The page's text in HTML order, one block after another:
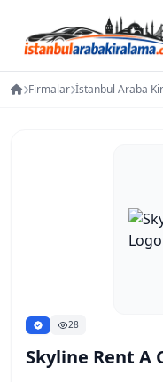
Firmalar İstanbul Araba
28
Skyli̇ne Rent A